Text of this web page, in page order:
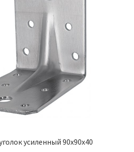
усиленный 90х90х40